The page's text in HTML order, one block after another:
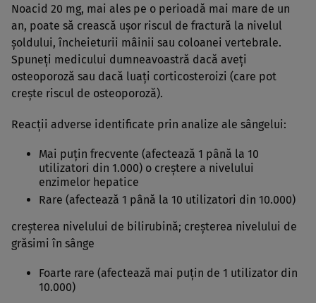
Noacid 20 mg, mai ales pe o perioadă mai mare de un
an, poate să crească uşor riscul de fractură la nivelul
şoldului, încheieturii mâinii sau coloanei vertebrale.
Spuneţi medicului dumneavoastră dacă aveţi
osteoporoză sau dacă luaţi corticosteroizi (care pot
creşte riscul de osteoporoză).
Reacţii adverse identificate prin analize ale sângelui:
Mai puţin frecvente (afectează 1 până la 10
utilizatori din 1.000) o creştere a nivelului
enzimelor hepatice
Rare (afectează 1 până la 10 utilizatori din 10.000)
creşterea nivelului de bilirubină; creşterea nivelului de
grăsimi în sânge
Foarte rare (afectează mai puţin de 1 utilizator din
10.000)